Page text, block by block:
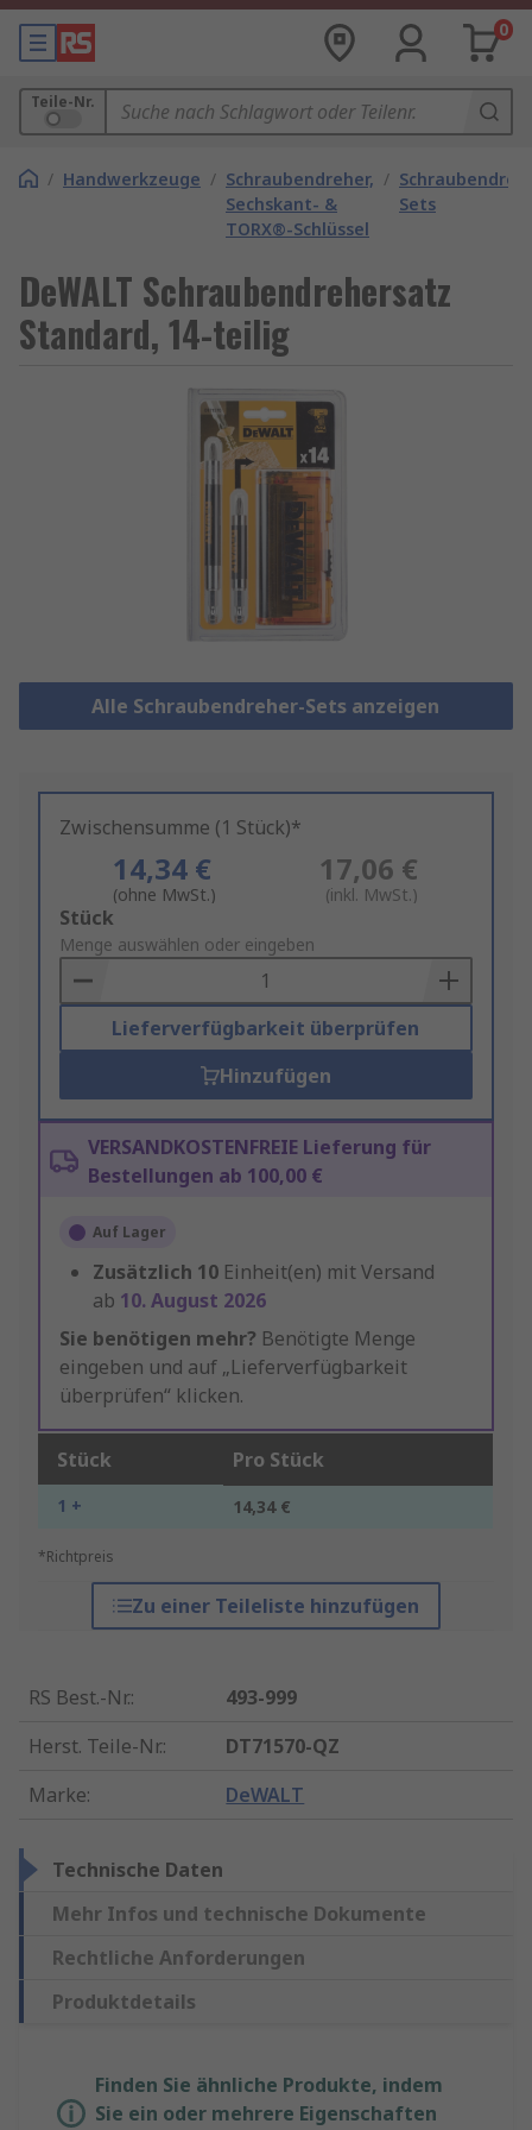
0
Teile-Nr.
/ Handwerkzeuge / Schraubendreher,
Sechskant- &
TORX®-Schlüssel
/
Sets
DeWALT Schraubendrehersatz
Standard, 14-teilig
Alle Schraubendreher-Sets anzeigen
Zwischensumme (1 Stück)*
14,34 €
(ohne MwSt.)
17,06 €
(inkl. MwSt.)
Add
to
Basket
Stück
Menge auswählen oder eingeben
Lieferverfügbarkeit überprüfen
Hinzufügen
VERSANDKOSTENFREIE Lieferung für
Bestellungen ab 100,00 €
Auf Lager
Zusätzlich 10 Einheit(en) mit Versand
ab 10. August 2026
Sie benötigen mehr? Benötigte Menge
eingeben und auf „Lieferverfügbarkeit
überprüfen“ klicken.
Stück Pro Stück
1 + 14,34 €
*Richtpreis
Zu einer Teileliste hinzufügen
RS Best.-Nr.:
493-999
Herst. Teile-Nr.:
DT71570-QZ
Marke: DeWALT
Technische Daten
Mehr Infos und technische Dokumente
Rechtliche Anforderungen
Produktdetails
Finden Sie ähnliche Produkte, indem
Sie ein oder mehrere Eigenschaften